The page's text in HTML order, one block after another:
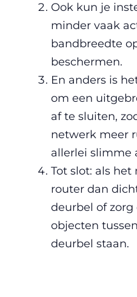
Ook kun je
minder vaak
bandbreedte
beschermen.
En anders is
om een
af te sluiten,
netwerk meer
allerlei slimme
Tot slot: als het
router dan
deurbel of
objecten
deurbel staan.